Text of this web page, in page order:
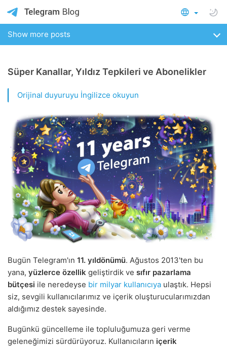
Show more posts
Süper Kanallar, Yıldız Tepkileri ve Abonelikler
Orijinal duyuruyu İngilizce okuyun
Bugün Telegram'ın 11. yıldönümü. Ağustos 2013'ten bu
yana, yüzlerce özellik geliştirdik ve sıfır pazarlama
bütçesi ile neredeyse bir milyar kullanıcıya ulaştık. Hepsi
siz, sevgili kullanıcılarımız ve içerik oluşturucularımızdan
aldığımız destek sayesinde.
Bugünkü güncelleme ile topluluğumuza geri verme
geleneğimizi sürdürüyoruz. Kullanıcıların içerik